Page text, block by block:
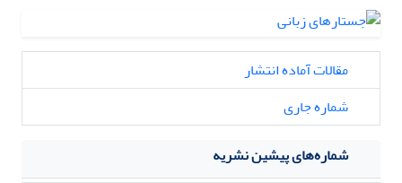
مقالات آماده انتشار
شماره جاری
شماره‌های پیشین نشریه